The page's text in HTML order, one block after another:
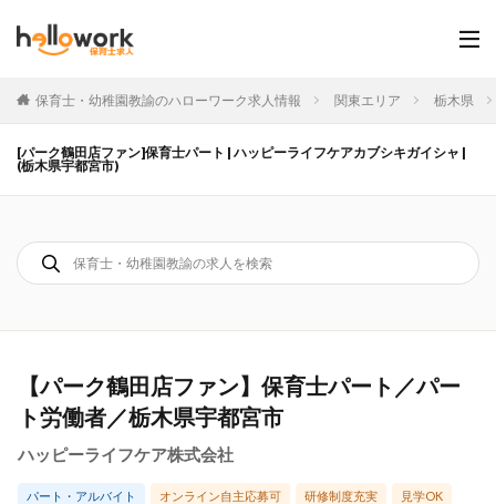
保育士・幼稚園教諭のハローワーク求人情報 関東エリア 栃木県
[パーク鶴田店ファン]保育士パート | ハッピーライフケアカブシキガイシャ |
(栃木県宇都宮市)
【パーク鶴田店ファン】保育士パート／パー
ト労働者／栃木県宇都宮市
ハッピーライフケア株式会社
パート・アルバイト オンライン自主応募可 研修制度充実 見学OK